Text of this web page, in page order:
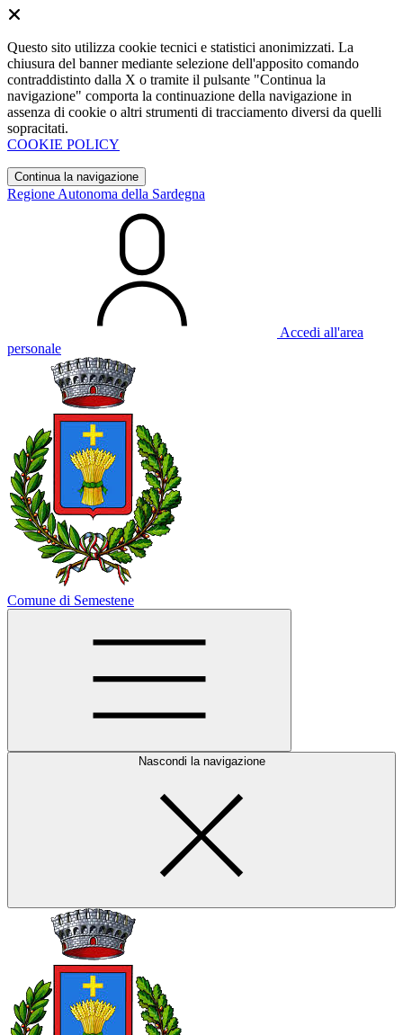
Questo sito utilizza cookie tecnici e statistici anonimizzati. La
chiusura del banner mediante selezione dell'apposito comando
contraddistinto dalla X o tramite il pulsante "Continua la
navigazione" comporta la continuazione della navigazione in
assenza di cookie o altri strumenti di tracciamento diversi da quelli
sopracitati.
COOKIE POLICY
Continua la navigazione
Regione Autonoma della Sardegna
Accedi all'area
personale
Comune di Semestene
Nascondi la navigazione